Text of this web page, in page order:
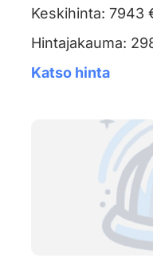
Keskihinta: 7943
Hintajakauma:
Katso hinta